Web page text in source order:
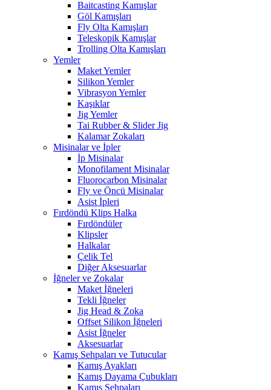
Baitcasting Kamışlar
Göl Kamışları
Fly Olta Kamışları
Teleskopik Kamışlar
Trolling Olta Kamışları
Yemler
Maket Yemler
Silikon Yemler
Vibrasyon Yemler
Kaşıklar
Jig Yemler
Tai Rubber & Slider Jig
Kalamar Zokaları
Misinalar ve İpler
İp Misinalar
Monofilament Misinalar
Fluorocarbon Misinalar
Fly ve Öncü Misinalar
Asist İpleri
Fırdöndü Klips Halka
Fırdöndüler
Klipsler
Halkalar
Çelik Tel
Diğer Aksesuarlar
İğneler ve Zokalar
Maket İğneleri
Tekli İğneler
Jig Head & Zoka
Offset Silikon İğneleri
Asist İğneler
Aksesuarlar
Kamış Sehpaları ve Tutucular
Kamış Ayakları
Kamış Dayama Çubukları
Kamış Sehpaları